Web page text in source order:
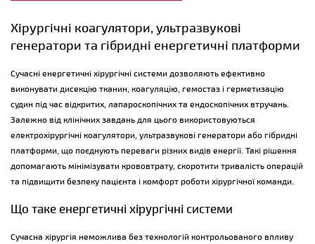
Хірургічні коагулятори, ультразвукові
генератори та гібридні енергетичні платформи
Сучасні енергетичні хірургічні системи дозволяють ефективно
виконувати дисекцію тканин, коагуляцію, гемостаз і герметизацію
судин під час відкритих, лапароскопічних та ендоскопічних втручань.
Залежно від клінічних завдань для цього використовуються
електрохірургічні коагулятори, ультразвукові генератори або гібридні
платформи, що поєднують переваги різних видів енергії. Такі рішення
допомагають мінімізувати крововтрату, скоротити тривалість операцій
та підвищити безпеку пацієнта і комфорт роботи хірургічної команди.
Що таке енергетичні хірургічні системи
Сучасна хірургія неможлива без технологій контрольованого впливу